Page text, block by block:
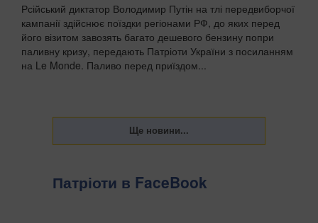
Рсійський диктатор Володимир Путін на тлі передвиборчої
кампанії здійснює поїздки регіонами РФ, до яких перед
його візитом завозять багато дешевого бензину попри
паливну кризу, передають Патріоти України з посиланням
на Le Monde. Паливо перед приїздом...
Патріоти в FaceBook